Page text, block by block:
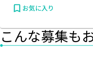
お気に入り
こんな募集も